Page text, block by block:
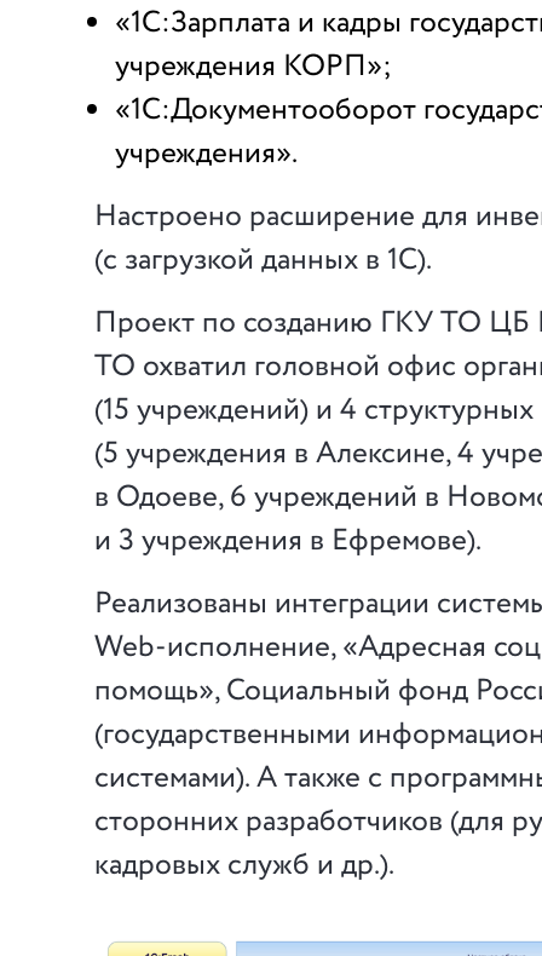
«1С:Зарплата и кадры
учреждения КОРП»;
«1С:Документооборот
учреждения».
Настроено расширение для
(с загрузкой данных в 1С).
Проект по созданию ГКУ ТО
ТО охватил головной офис
(15 учреждений) и 4
(5 учреждения в Алексине, 4
в Одоеве, 6 учреждений в
и 3 учреждения в Ефремове).
Реализованы интеграции
Web-исполнение, «Адресная
помощь», Социальный фонд
(государственными
системами). А также с
сторонних разработчиков (для
кадровых служб и др.).